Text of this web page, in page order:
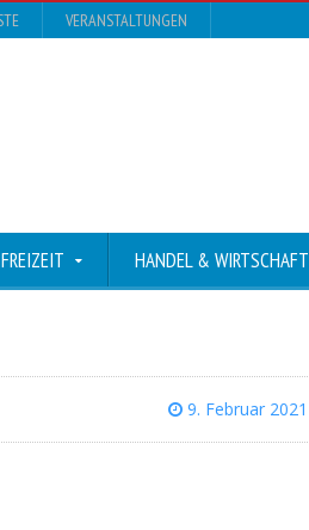
VERANSTALTUNGEN
HANDEL & WIRTSCHAFT
9. Februar 2021